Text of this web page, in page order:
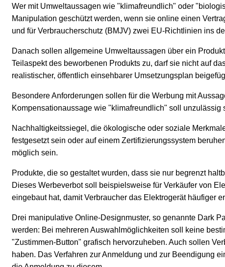
Wer mit Umweltaussagen wie "klimafreundlich" oder
Manipulation geschützt werden, wenn sie online einen
und für Verbraucherschutz (BMJV) zwei EU-Richtlinien ins
Danach sollen allgemeine Umweltaussagen über ein
Teilaspekt des beworbenen Produkts zu, darf sie nicht auf
realistischer, öffentlich einsehbarer Umsetzungsplan
Besondere Anforderungen sollen für die Werbung mit
Kompensationaussage wie "klimafreundlich" soll
Nachhaltigkeitssiegel, die ökologische oder soziale
festgesetzt sein oder auf einem Zertifizierungssystem
möglich sein.
Produkte, die so gestaltet wurden, dass sie nur begrenzt
Dieses Werbeverbot soll beispielsweise für Verkäufer von
eingebaut hat, damit Verbraucher das Elektrogerät häufiger
Drei manipulative Online-Designmuster, so genannte Dark
werden: Bei mehreren Auswahlmöglichkeiten soll keine
"Zustimmen-Button" grafisch hervorzuheben. Auch sollen
haben. Das Verfahren zur Anmeldung und zur Beendigung